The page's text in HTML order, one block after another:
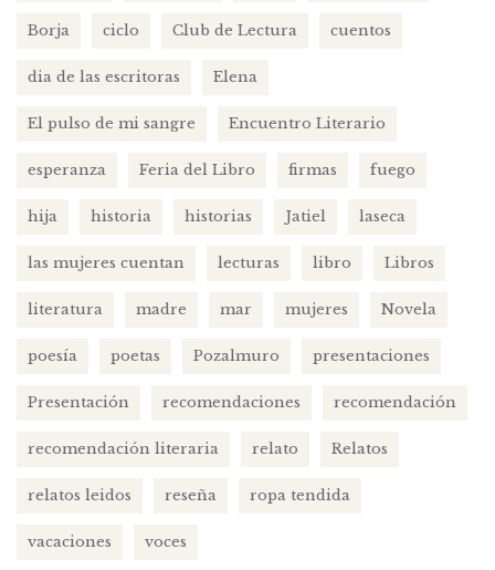
Borja ciclo Club de Lectura cuentos
dia de las escritoras Elena
El pulso de mi sangre Encuentro Literario
esperanza Feria del Libro firmas fuego
hija historia historias Jatiel laseca
las mujeres cuentan lecturas libro Libros
literatura madre mar mujeres Novela
poesía poetas Pozalmuro presentaciones
Presentación recomendaciones recomendación
recomendación literaria relato Relatos
relatos leidos reseña ropa tendida
vacaciones voces